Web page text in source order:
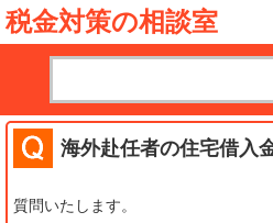
税金対策の相談室
海外赴任者の住宅借入
質問いたします。